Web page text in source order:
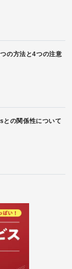
の方法と4つの注意
との関係性について